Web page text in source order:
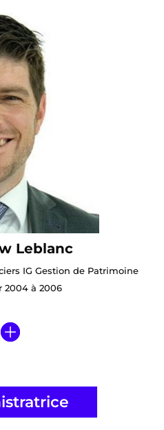
Leblanc
IG Gestion de Patrimoine
2004 à 2006